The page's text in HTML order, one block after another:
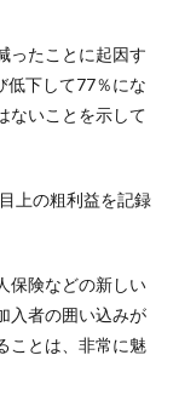
ったことに起因す
低下して77％にな
ないことを示して
上の粗利益を記録
保険などの新しい
入者の囲い込みが
ことは、非常に魅